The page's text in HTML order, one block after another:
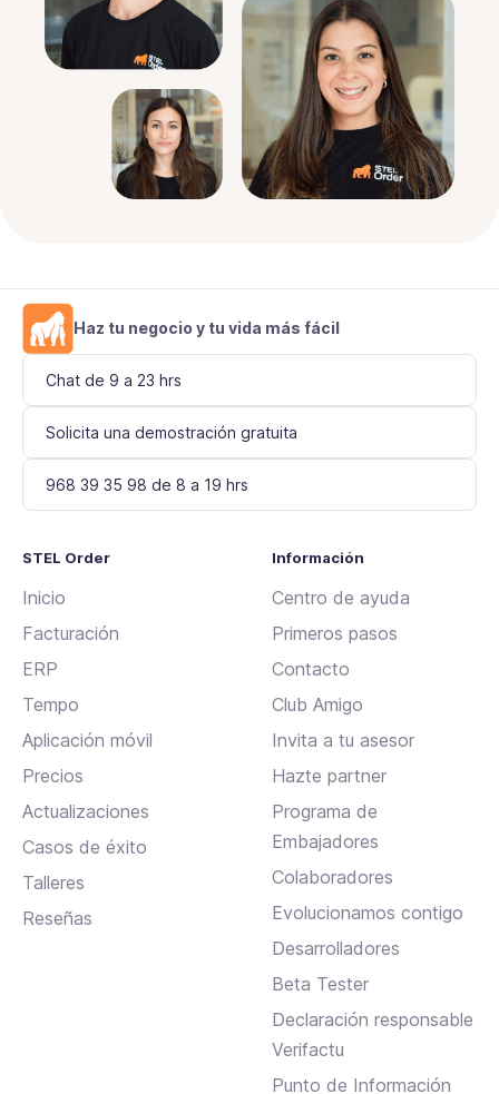
Haz tu negocio y tu vida más fácil
Chat de 9 a 23 hrs
Solicita una demostración gratuita
968 39 35 98 de 8 a 19 hrs
STEL Order
Inicio
Facturación
ERP
Tempo
Aplicación móvil
Precios
Actualizaciones
Casos de éxito
Talleres
Reseñas
Información
Centro de ayuda
Primeros pasos
Contacto
Club Amigo
Invita a tu asesor
Hazte partner
Programa de
Embajadores
Colaboradores
Evolucionamos contigo
Desarrolladores
Beta Tester
Declaración responsable
Verifactu
Punto de Información